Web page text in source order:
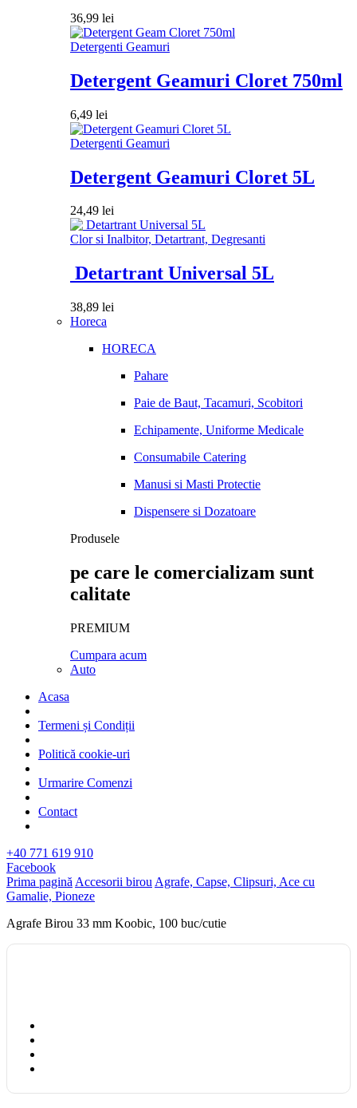
36,99 lei
Detergenti Geamuri
Detergent Geamuri Cloret 750ml
6,49 lei
Detergenti Geamuri
Detergent Geamuri Cloret 5L
24,49 lei
Clor si Inalbitor, Detartrant, Degresanti
Detartrant Universal 5L
38,89 lei
Horeca
HORECA
Pahare
Paie de Baut, Tacamuri, Scobitori
Echipamente, Uniforme Medicale
Consumabile Catering
Manusi si Masti Protectie
Dispensere si Dozatoare
Produsele
pe care le comercializam sunt
calitate
PREMIUM
Cumpara acum
Auto
Acasa
Termeni și Condiții
Politică cookie-uri
Urmarire Comenzi
Contact
+40 771 619 910
Facebook
Prima pagină Accesorii birou Agrafe, Capse, Clipsuri, Ace cu
Gamalie, Pioneze
Agrafe Birou 33 mm Koobic, 100 buc/cutie